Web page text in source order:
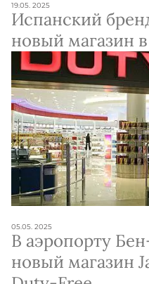
19.05. 2025
Испанский
новый магазин
05.05. 2025
В аэропорту
новый магазин